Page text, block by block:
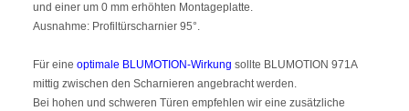
und einer um 0 mm erhöhten Montageplatte.
Ausnahme: Profiltürscharnier 95°.
Für eine optimale BLUMOTION-Wirkung sollte BLUMOTION 971A
mittig zwischen den Scharnieren angebracht werden.
Bei hohen und schweren Türen empfehlen wir eine zusätzliche